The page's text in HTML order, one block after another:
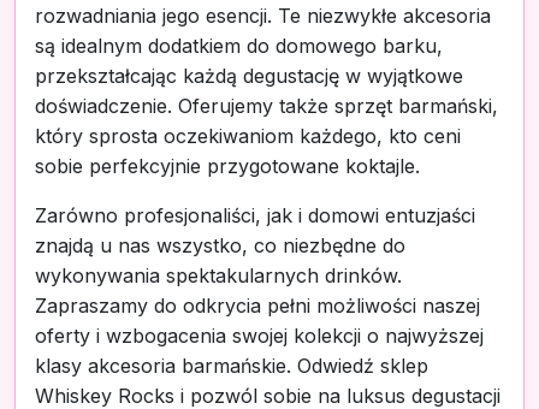
rozwadniania jego esencji. Te niezwykłe akcesoria
są idealnym dodatkiem do domowego barku,
przekształcając każdą degustację w wyjątkowe
doświadczenie. Oferujemy także sprzęt barmański,
który sprosta oczekiwaniom każdego, kto ceni
sobie perfekcyjnie przygotowane koktajle.
Zarówno profesjonaliści, jak i domowi entuzjaści
znajdą u nas wszystko, co niezbędne do
wykonywania spektakularnych drinków.
Zapraszamy do odkrycia pełni możliwości naszej
oferty i wzbogacenia swojej kolekcji o najwyższej
klasy akcesoria barmańskie. Odwiedź sklep
Whiskey Rocks i pozwól sobie na luksus degustacji